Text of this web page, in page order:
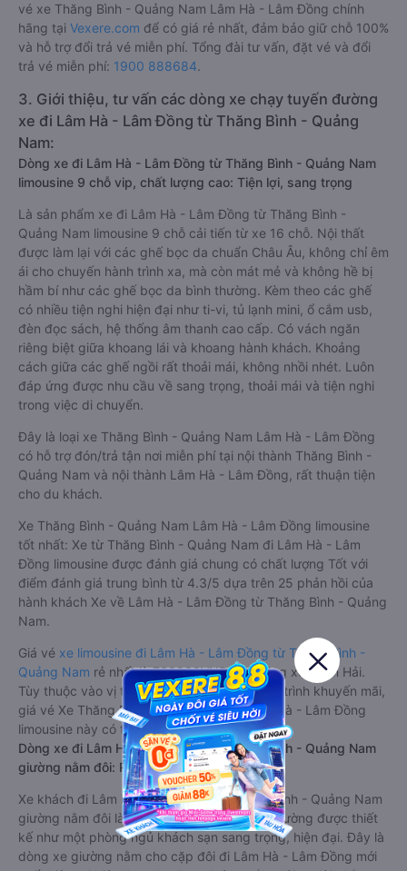
vé xe Thăng Bình - Quảng Nam Lâm Hà - Lâm Đồng chính
hãng tại Vexere.com để có giá rẻ nhất, đảm bảo giữ chỗ 100%
và hỗ trợ đổi trả vé miễn phí. Tổng đài tư vấn, đặt vé và đổi
trả vé miễn phí: 1900 888684.
3. Giới thiệu, tư vấn các dòng xe chạy tuyến đường
xe đi Lâm Hà - Lâm Đồng từ Thăng Bình - Quảng
Nam:
Dòng xe đi Lâm Hà - Lâm Đồng từ Thăng Bình - Quảng Nam
limousine 9 chỗ vip, chất lượng cao: Tiện lợi, sang trọng
Là sản phẩm xe đi Lâm Hà - Lâm Đồng từ Thăng Bình -
Quảng Nam limousine 9 chỗ cải tiến từ xe 16 chỗ. Nội thất
được làm lại với các ghế bọc da chuẩn Châu Âu, không chỉ êm
ái cho chuyến hành trình xa, mà còn mát mẻ và không hề bị
hầm bí như các ghế bọc da bình thường. Kèm theo các ghế
có nhiều tiện nghi hiện đại như ti-vi, tủ lạnh mini, ổ cắm usb,
đèn đọc sách, hệ thống âm thanh cao cấp. Có vách ngăn
riêng biệt giữa khoang lái và khoang hành khách. Khoảng
cách giữa các ghế ngồi rất thoải mái, không nhồi nhét. Luôn
đáp ứng được nhu cầu về sang trọng, thoải mái và tiện nghi
trong việc di chuyển.
Đây là loại xe Thăng Bình - Quảng Nam Lâm Hà - Lâm Đồng
có hỗ trợ đón/trả tận nơi miễn phí tại nội thành Thăng Bình -
Quảng Nam và nội thành Lâm Hà - Lâm Đồng, rất thuận tiện
cho du khách.
Xe Thăng Bình - Quảng Nam Lâm Hà - Lâm Đồng limousine
tốt nhất: Xe từ Thăng Bình - Quảng Nam đi Lâm Hà - Lâm
Đồng limousine được đánh giá chung có chất lượng Tốt với
điểm đánh giá trung bình từ 4.3/5 dựa trên 25 phản hồi của
hành khách Xe về Lâm Hà - Lâm Đồng từ Thăng Bình - Quảng
Nam.
Giá vé xe limousine đi Lâm Hà - Lâm Đồng từ Thăng Bình -
Quảng Nam rẻ nhất là 700000VND của hãng xe Xuân Hải.
Tùy thuộc vào vị trí ngồi của bạn và chương trình khuyến mãi,
giá vé Xe Thăng Bình - Quảng Nam đi Lâm Hà - Lâm Đồng
limousine này có thể sẽ rẻ hơn
Dòng xe đi Lâm Hà - Lâm Đồng từ Thăng Bình - Quảng Nam
giường nằm đôi: Riêng tư, đầy đủ tiện nghi
Xe khách đi Lâm Hà - Lâm Đồng từ Thăng Bình - Quảng Nam
giường nằm đôi là loại xe đặc biệt. Với mỗi giường được thiết
kế như một phòng ngủ khách sạn sang trọng, hiện đại. Đây là
dòng xe giường nằm cho cặp đôi đi Lâm Hà - Lâm Đồng mới